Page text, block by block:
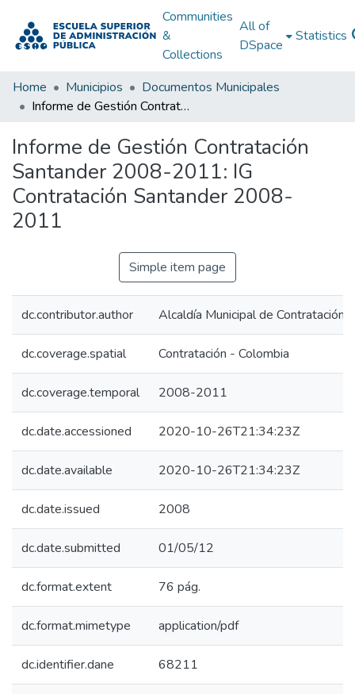
Communities
&
Collections
All of
DSpace
Statistics
Home Municipios
Documentos Municipales
Informe de Gestión Contratación Santander 2008-2011: IG Contratación Santander 2008-2011
Informe de Gestión Contratación
Santander 2008-2011: IG
Contratación Santander 2008-
2011
Simple item page
dc.contributor.author Alcaldía Municipal de Contratación
dc.coverage.spatial Contratación - Colombia
dc.coverage.temporal 2008-2011
dc.date.accessioned 2020-10-26T21:34:23Z
dc.date.available 2020-10-26T21:34:23Z
dc.date.issued 2008
dc.date.submitted 01/05/12
dc.format.extent 76 pág.
dc.format.mimetype application/pdf
dc.identifier.dane 68211